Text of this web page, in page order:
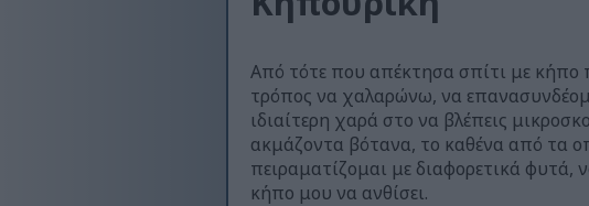
Από τότε που απέκτησα σπίτι με κήπο
τρόπος να χαλαρώνω, να
ιδιαίτερη χαρά στο να βλέπεις
ακμάζοντα βότανα, το καθένα από τα
πειραματίζομαι με διαφορετικά
κήπο μου να ανθίσει.